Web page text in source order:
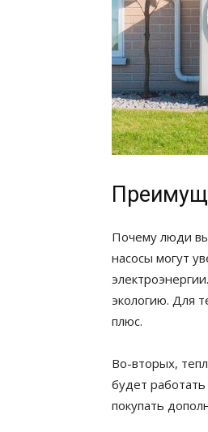
Почему люди
насосы могут
экологию. Для
плюс.
Во-вторых,
будет
покупать